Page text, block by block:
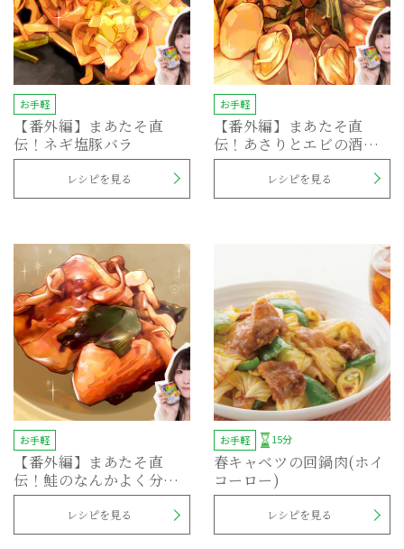
お手軽
【番外編】まあたそ直
伝！ネギ塩豚バラ
レシピを見る
お手軽
【番外編】まあたそ直
伝！あさりとエビの酒蒸
し
レシピを見る
お手軽
【番外編】まあたそ直
伝！鮭のなんかよく分か
らんけど美味しいやつ
レシピを見る
お手軽 15分
春キャベツの回鍋肉(ホイ
コーロー)
レシピを見る